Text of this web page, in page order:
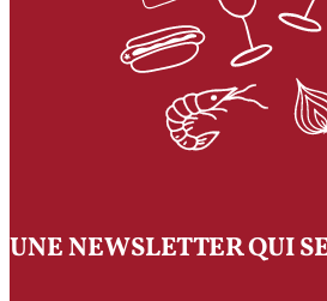
UNE NEWSLETTER QUI